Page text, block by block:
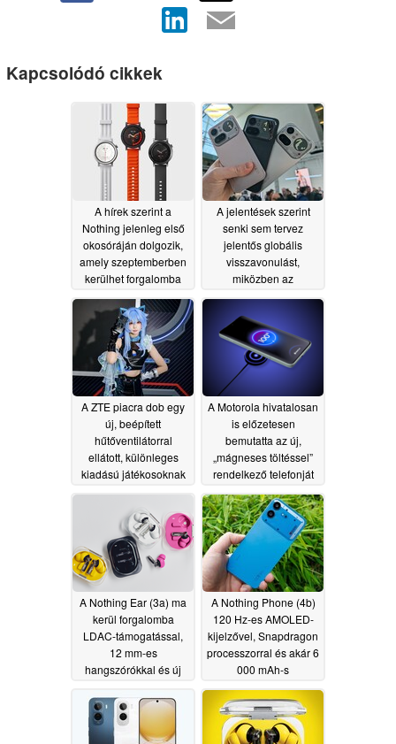
Kapcsolódó cikkek
A hírek szerint a
Nothing jelenleg első
okosóráján dolgozik,
amely szeptemberben
kerülhet forgalomba
07/28/2026
A jelentések szerint
senki sem tervez
jelentős globális
visszavonulást,
miközben az
visszaesnek
A ZTE piacra dob egy
új, beépített
hűtőventilátorral
ellátott, különleges
kiadású játékosoknak
A Motorola hivatalosan
is előzetesen
bemutatta az új,
„mágneses töltéssel”
rendelkező telefonját
07/08/2026
A Nothing Ear (3a) ma
kerül forgalomba
LDAC-támogatással,
12 mm-es
hangszórókkal és új
07/07/2026
A Nothing Phone (4b)
120 Hz-es AMOLED-
kijelzővel, Snapdragon
processzorral és akár 6
000 mAh-s
forgalomba07/07/2026